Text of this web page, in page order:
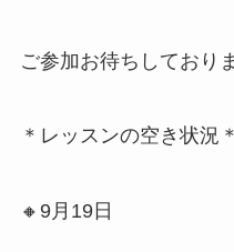
ご参加お待ちしており
＊レッスンの空き状況＊
🔸9月19日